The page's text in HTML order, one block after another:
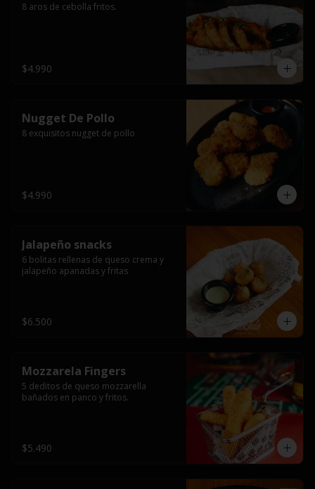
8 aros de cebolla fritos.
$4.990
Nugget De Pollo
8 exquisitos nugget de pollo
$4.990
Jalapeño snacks
6 bolitas rellenas de queso crema y
jalapeño apanadas y fritas
$6.500
Mozzarela Fingers
5 deditos de queso mozzarella
bañados en panco y fritos.
$5.490